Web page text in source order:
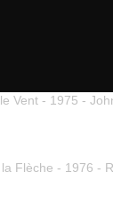
- 1975 -
Flèche - 1976 -